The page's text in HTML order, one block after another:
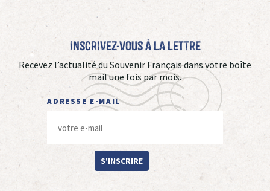
Inscrivez-vous à La Lettre
Recevez l’actualité du Souvenir Français dans votre boîte
mail une fois par mois.
ADRESSE E-MAIL
S'INSCRIRE